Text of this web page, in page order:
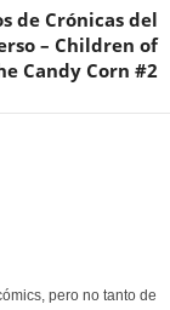
de Crónicas del
– Children of
Candy Corn #2
pero no tanto de